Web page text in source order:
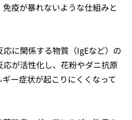
疫が暴れないような仕組みと
に関係する物質（IgEなど）の
が活性化し、花粉やダニ抗原
ー症状が起こりにくくなって